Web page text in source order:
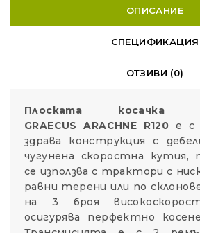
ОПИСАНИЕ
СПЕЦИФИКАЦИЯ
ОТЗИВИ (0)
Плоската
GRAECUS ARACHNE R120 е с
здрава конструкция с
чугунена скоростна кутия,
се използва с трактори с
равни терени или по
на 3 броя
осигурява перфектно